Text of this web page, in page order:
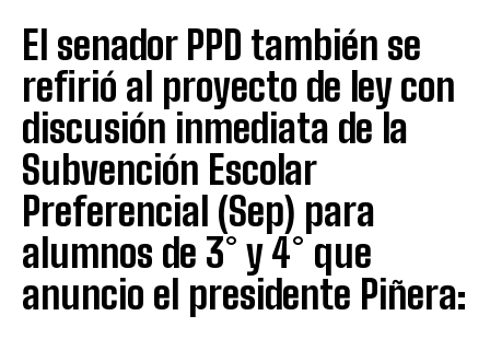
El senador PPD también se
refirió al proyecto de ley con
discusión inmediata de la
Subvención Escolar
Preferencial (Sep) para
alumnos de 3° y 4° que
anuncio el presidente Piñera: